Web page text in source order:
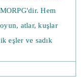
Hem
atlar, kuşlar
eşler ve sadık
görevleriyle